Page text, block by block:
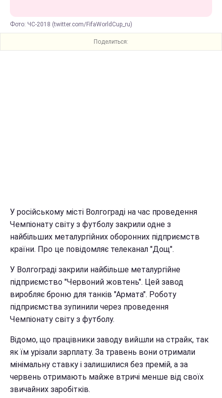
Фото: ЧС-2018 (twitter.com/FifaWorldCup_ru)
Поделиться:
У російському місті Волгограді на час проведення
Чемпіонату світу з футболу закрили одне з
найбільших металургійних оборонних підприємств
країни. Про це повідомляє телеканал "Дощ".
У Волгограді закрили найбільше металургійне
підприємство "Червоний жовтень". Цей завод
виробляє броню для танків "Армата". Роботу
підприємства зупинили через проведення
Чемпіонату світу з футболу.
Відомо, що працівники заводу вийшли на страйк, так
як їм урізали зарплату. За травень вони отримали
мінімальну ставку і залишилися без премій, а за
червень отримають майже втричі менше від своїх
звичайних заробітків.